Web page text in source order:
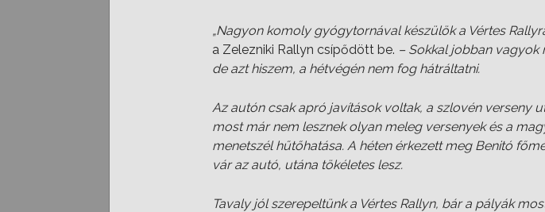
„Nagyon komoly gyógytornával készülök a Vértes
a Zelezniki Rallyn csípődött be. – Sokkal jobban vagyok
de azt hiszem, a hétvégén nem fog hátráltatni.
Az autón csak apró javítások voltak, a szlovén verseny
most már nem lesznek olyan meleg versenyek és a
menetszél hűtőhatása. A héten érkezett meg Benitó
vár az autó, utána tökéletes lesz.
Tavaly jól szerepeltünk a Vértes Rallyn, bár a pályák